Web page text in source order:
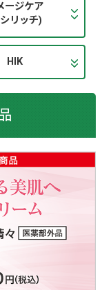
ージケア
リッチ)
HIK